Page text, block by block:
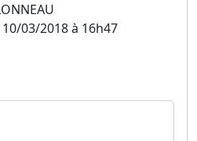
10/03/2018 à 16h47